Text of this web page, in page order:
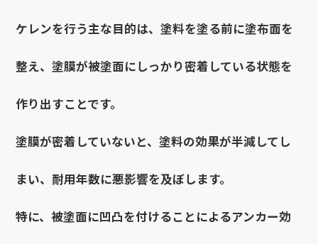
ケレンを行う主な目的は、塗料を塗る前に塗布面を
整え、塗膜が被塗面にしっかり密着している状態を
作り出すことです。
塗膜が密着していないと、塗料の効果が半減してし
まい、耐用年数に悪影響を及ぼします。
特に、被塗面に凹凸を付けることによるアンカー効